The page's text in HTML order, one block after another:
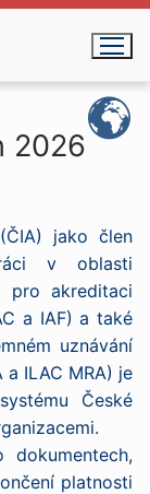
2026
jako člen
v oblasti
pro akreditaci
a IAF) a také
uznávání
ILAC MRA) je
České
platnosti